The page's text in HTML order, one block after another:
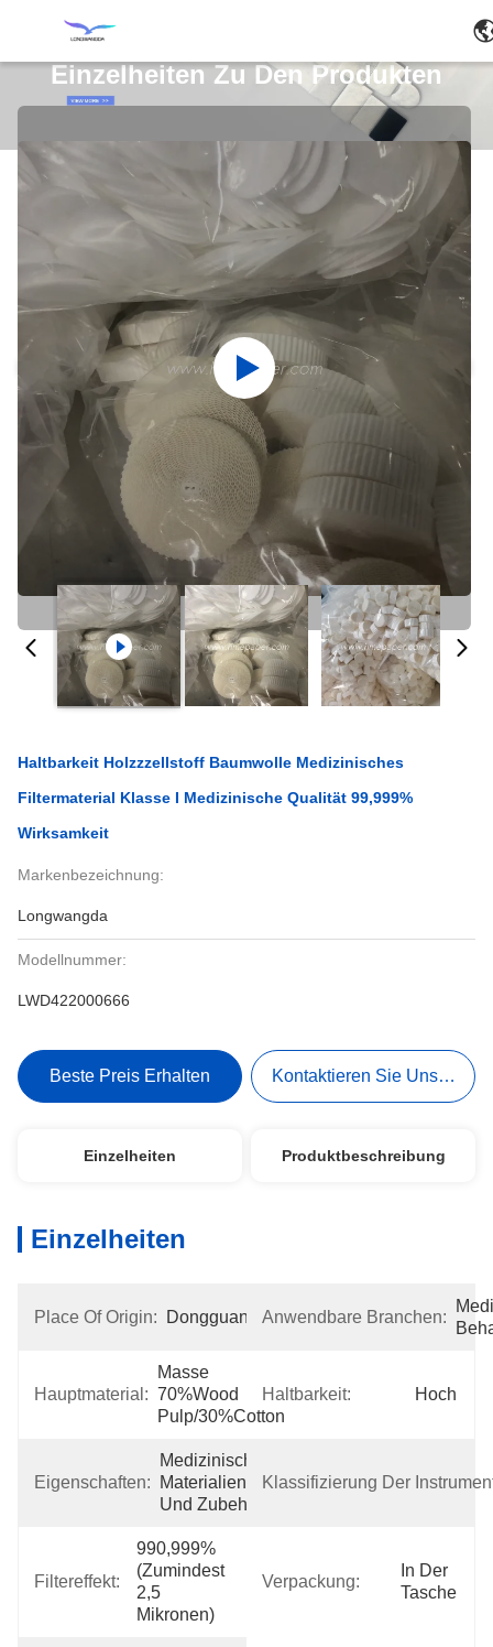
Einzelheiten Zu Den Produkten
Haltbarkeit Holzzzellstoff Baumwolle Medizinisches
Filtermaterial Klasse I Medizinische Qualität 99,999%
Wirksamkeit
Markenbezeichnung:
Longwangda
Modellnummer:
LWD422000666
Beste Preis Erhalten Kontaktieren Sie Uns Jetzt
Einzelheiten Produktbeschreibung
Einzelheiten
Place Of Origin: Dongguan Anwendbare Branchen:
Hauptmaterial:
Masse
70%Wood
Pulp/30%Cotton
Haltbarkeit: Hoch
Eigenschaften:
Medizinische
Materialien
Und Zubehör
Klassifizierung Der
Filtereffekt:
990,999%
(zumindest
2,5
Mikronen)
Verpackung:
In Der
Tasche